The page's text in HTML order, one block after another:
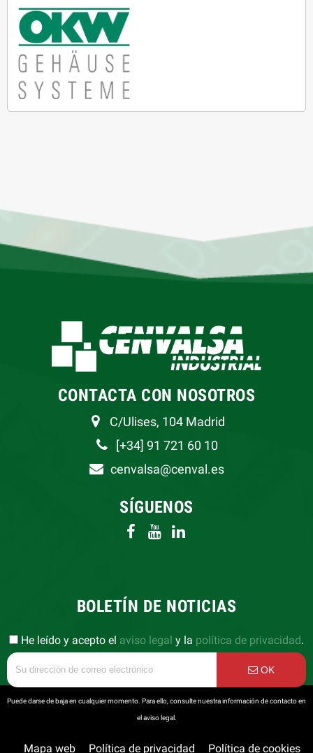
CONTACTA CON NOSOTROS
C/Ulises, 104 Madrid
[+34] 91 721 60 10
cenvalsa@cenval.es
SÍGUENOS
BOLETÍN DE NOTICIAS
He leído y acepto el aviso legal y la política de privacidad.
OK
Puede darse de baja en cualquier momento. Para ello, consulte nuestra información de contacto en
el aviso legal.
Mapa web Política de privacidad Política de cookies